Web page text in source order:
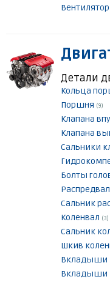
Детали
Кольца
Поршня (9)
Клапана
Клапана
Сальники
Болты
Распредвал
Сальник
Коленвал (3)
Сальник
Шкив
Вкладыши
Вкладыши